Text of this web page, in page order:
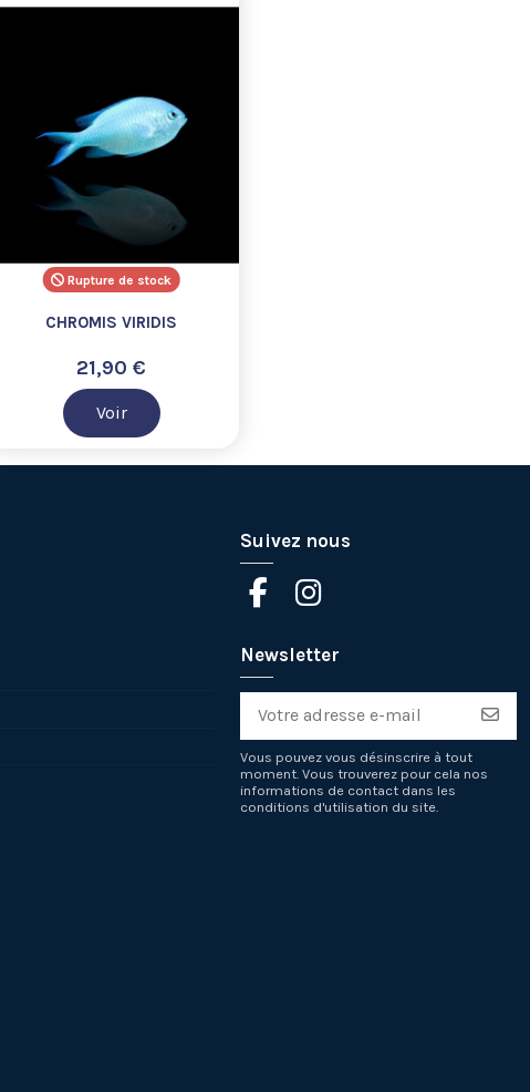
Rupture de stock
CHROMIS VIRIDIS
21,90 €
Voir
Suivez nous
Newsletter
Vous pouvez vous désinscrire à tout
moment. Vous trouverez pour cela nos
informations de contact dans les
conditions d'utilisation du site.